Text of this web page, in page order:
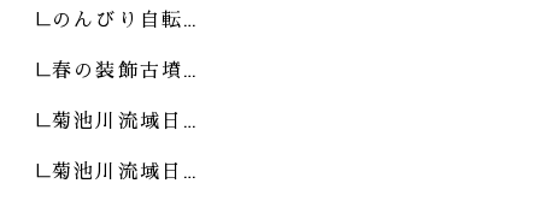
のんびり自転…
春の装飾古墳…
菊池川流域日…
菊池川流域日…